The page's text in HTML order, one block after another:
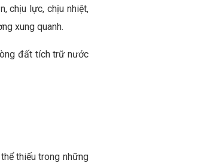
chịu lực, chịu nhiệt,
xung quanh.
đất tích trữ nước
thiếu trong những